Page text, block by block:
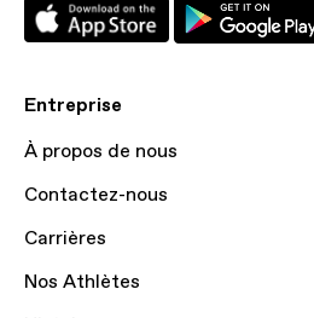
Entreprise
À propos de nous
Contactez-nous
Carrières
Nos Athlètes